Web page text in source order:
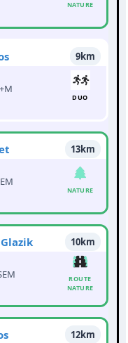
NATURE
9km
DUO
13km
NATURE
10km
ROUTE
NATURE
12km